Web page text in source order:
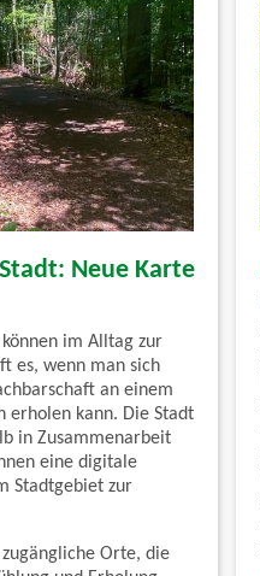
Neue Karte
im Alltag zur
es, wenn man sich
an einem
erholen kann. Die Stadt
in Zusammenarbeit
eine digitale
Stadtgebiet zur
Orte, die